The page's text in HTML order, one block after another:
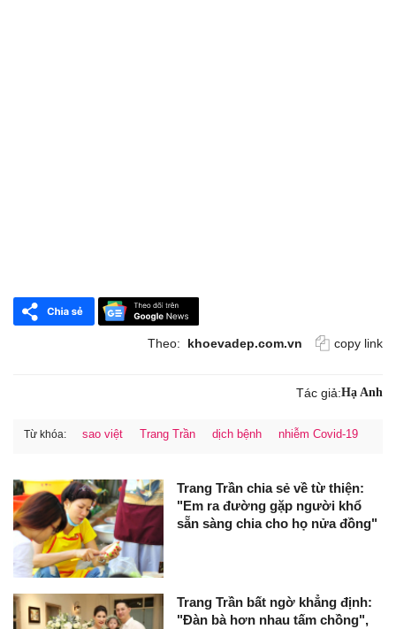
Theo: khoevadep.com.vn copy link
Tác giả:Hạ Anh
Từ khóa: sao việt Trang Trần dịch bệnh nhiễm Covid-19
Trang Trần chia sẻ về từ thiện:
"Em ra đường gặp người khổ
sẵn sàng chia cho họ nửa đồng"
Trang Trần bất ngờ khẳng định:
"Đàn bà hơn nhau tấm chồng",